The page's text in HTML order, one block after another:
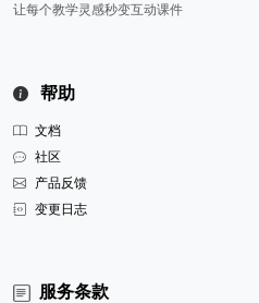
让每个教学灵感秒变互动课件
帮助
文档
社区
产品反馈
变更日志
服务条款